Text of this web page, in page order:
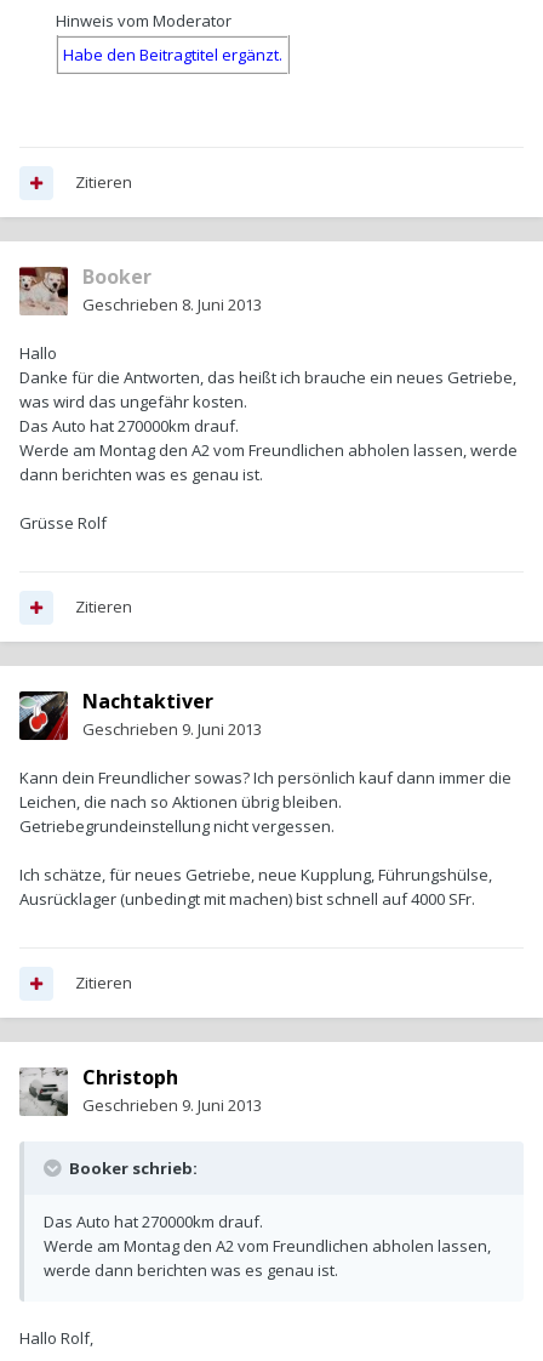
Hinweis vom Moderator
Habe den Beitragtitel ergänzt.
Zitieren
Booker
Geschrieben 8. Juni 2013
Hallo
Danke für die Antworten, das heißt ich brauche ein neues Getriebe,
was wird das ungefähr kosten.
Das Auto hat 270000km drauf.
Werde am Montag den A2 vom Freundlichen abholen lassen, werde
dann berichten was es genau ist.
Grüsse Rolf
Zitieren
Nachtaktiver
Geschrieben 9. Juni 2013
Kann dein Freundlicher sowas? Ich persönlich kauf dann immer die
Leichen, die nach so Aktionen übrig bleiben.
Getriebegrundeinstellung nicht vergessen.
Ich schätze, für neues Getriebe, neue Kupplung, Führungshülse,
Ausrücklager (unbedingt mit machen) bist schnell auf 4000 SFr.
Zitieren
Christoph
Geschrieben 9. Juni 2013
Booker schrieb:
Das Auto hat 270000km drauf.
Werde am Montag den A2 vom Freundlichen abholen lassen,
werde dann berichten was es genau ist.
Hallo Rolf,